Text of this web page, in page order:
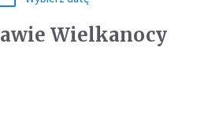
Wielkanocy